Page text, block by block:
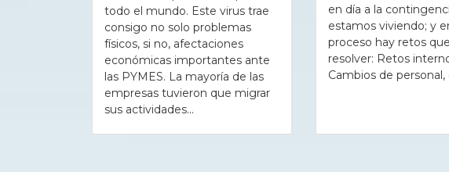
todo el mundo. Este virus trae
consigo no solo problemas
físicos, si no, afectaciones
económicas importantes ante
las PYMES. La mayoría de las
empresas tuvieron que migrar
sus actividades...
en día a la
estamos viviendo; y
proceso hay retos
resolver: Retos
Cambios de personal,